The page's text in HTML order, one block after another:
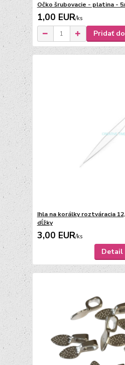
Očko šrubovacie - platina -
1,00 EUR/ks
Pridať
Ihla na korálky roztváracia
dĺžky
3,00 EUR/ks
Detail